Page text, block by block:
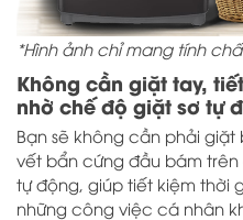
*Hình ảnh chỉ mang tính
Không cần giặt tay,
nhờ chế độ giặt sơ tự
Bạn sẽ không cần phải
vết bẩn cứng đầu bám
tự động, giúp tiết kiệm thời
những công việc cá nhân